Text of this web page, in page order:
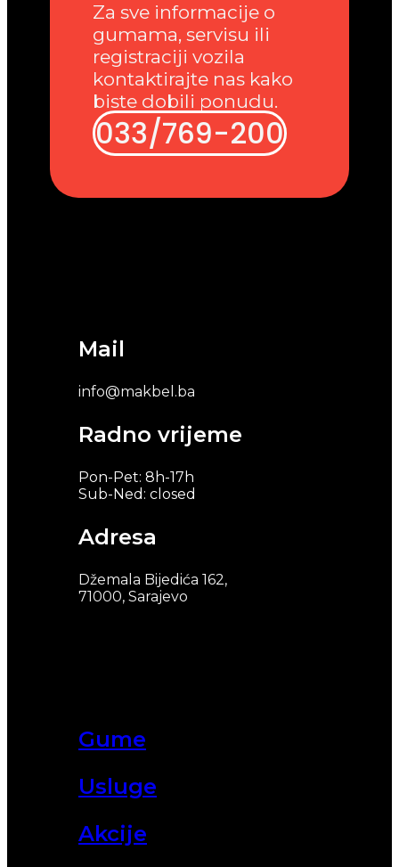
Gume
Usluge
Akcije
Mail
info@makbel.ba
Radno vrijeme
Pon-Pet: 8h-17h
Sub-Ned: closed
Adresa
Džemala Bijedića 162,
71000, Sarajevo
Za sve informacije o
gumama, servisu ili
registraciji vozila
kontaktirajte nas kako
biste dobili ponudu.
033/769-200